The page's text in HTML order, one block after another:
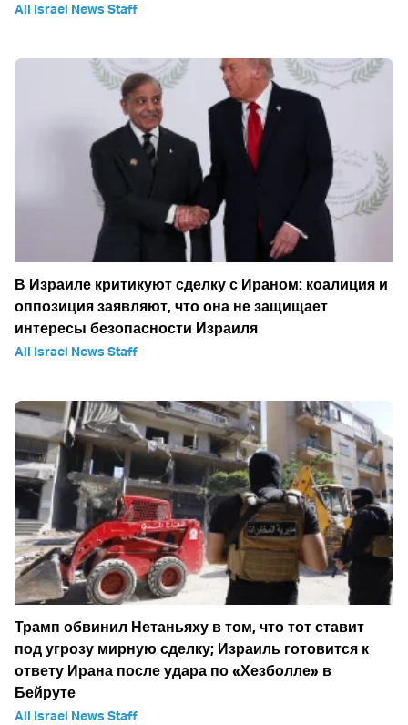
All Israel News Staff
В Израиле критикуют сделку с Ираном: коалиция и
оппозиция заявляют, что она не защищает
интересы безопасности Израиля
All Israel News Staff
Трамп обвинил Нетаньяху в том, что тот ставит
под угрозу мирную сделку; Израиль готовится к
ответу Ирана после удара по «Хезболле» в
Бейруте
All Israel News Staff